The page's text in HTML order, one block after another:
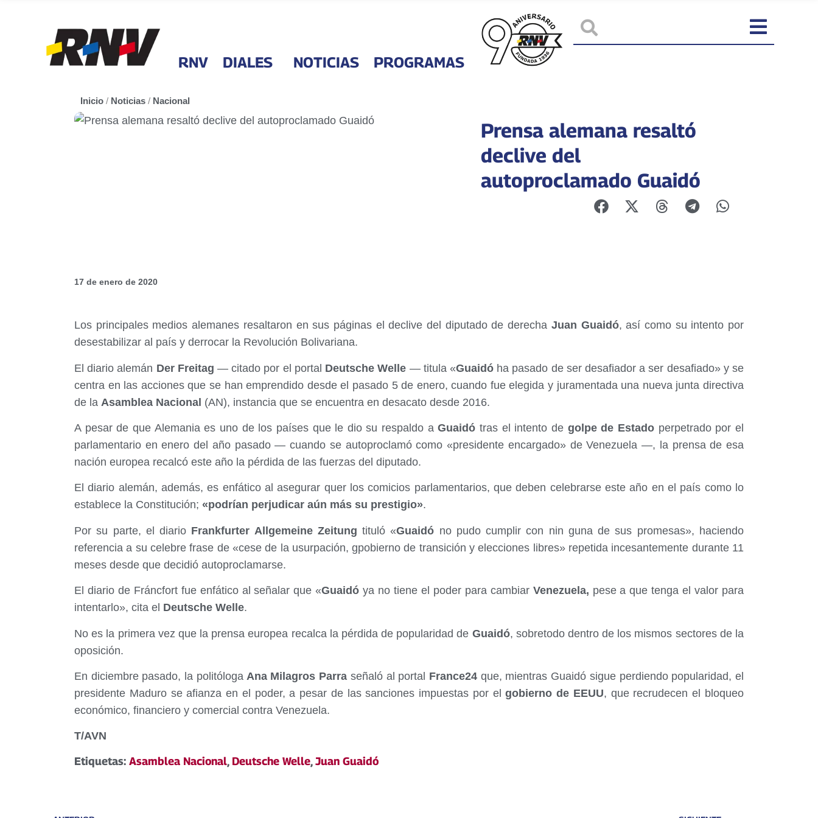
RNV DIALES NOTICIAS PROGRAMAS
Inicio / Noticias / Nacional
Prensa alemana resaltó
declive del
autoproclamado Guaidó
17 de enero de 2020
Los principales medios alemanes resaltaron en sus páginas el declive del diputado de derecha Juan Guaidó, así como su intento por
desestabilizar al país y derrocar la Revolución Bolivariana.
El diario alemán Der Freitag — citado por el portal Deutsche Welle — titula «Guaidóha pasado de ser desafiador a ser desafiado» y se
centra en las acciones que se han emprendido desde el pasado 5 de enero, cuando fue elegida y juramentada una nueva junta directiva
de la Asamblea Nacional (AN), instancia que se encuentra en desacato desde 2016.
A pesar de que Alemania es uno de los países que le dio su respaldo aGuaidó tras el intento de golpe de Estado perpetrado por el
parlamentario en enero del año pasado — cuando se autoproclamó como «presidente encargado» de Venezuela —, la prensa de esa
nación europea recalcó este año la pérdida de las fuerzas del diputado.
El diario alemán, además, es enfático al asegurar quer los comicios parlamentarios, que deben celebrarse este año en el país como lo
establece la Constitución; «podrían perjudicar aún más su prestigio».
Por su parte, el diario Frankfurter Allgemeine Zeitung tituló «Guaidó no pudo cumplir con nin guna de sus promesas», haciendo
referencia a su celebre frase de «cese de la usurpación, gpobierno de transición y elecciones libres» repetida incesantemente durante 11
meses desde que decidió autoproclamarse.
El diario de Fráncfort fue enfático al señalar que «Guaidó ya no tiene el poder para cambiar Venezuela, pese a que tenga el valor para
intentarlo», cita el Deutsche Welle.
No es la primera vez que la prensa europea recalca la pérdida de popularidad de Guaidó, sobretodo dentro de los mismos sectores de la
oposición.
En diciembre pasado, la politólogaAna Milagros Parra señaló al portal France24que, mientras Guaidó sigue perdiendo popularidad, el
presidente Maduro se afianza en el poder, a pesar de las sanciones impuestas por elgobierno de EEUU, que recrudecen el bloqueo
económico, financiero y comercial contra Venezuela.
T/AVN
Etiquetas: Asamblea Nacional, Deutsche Welle,Juan Guaidó